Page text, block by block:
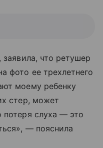
что ретушер
фото ее трехлетнего
моему ребенку
стер, может
потеря слуха — это
— пояснила